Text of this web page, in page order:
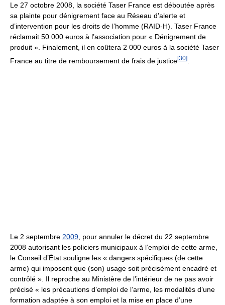
Le 27 octobre 2008, la société Taser France est déboutée après
sa plainte pour dénigrement face au Réseau d’alerte et
d’intervention pour les droits de l’homme (RAID-H). Taser France
réclamait 50 000 euros à l’association pour « Dénigrement de
produit » . Finalement, il en coûtera 2 000 euros à la société Taser
France au titre de remboursement de frais de justice[30]
Le 2 septembre 2009, pour annuler le décret du 22 septembre
2008 autorisant les policiers municipaux à l’emploi de cette arme,
le Conseil d’État souligne les « dangers spécifiques (de cette
arme) qui imposent que (son) usage soit précisément encadré et
contrôlé ». Il reproche au Ministère de l’intérieur de ne pas avoir
précisé « les précautions d’emploi de l’arme, les modalités d’une
formation adaptée à son emploi et la mise en place d’une